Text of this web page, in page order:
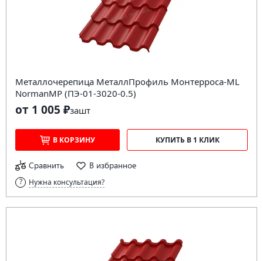
Металлочерепица МеталлПрофиль Монтерроса-ML
NormanMP (ПЭ-01-3020-0.5)
от 1 005 ₽зашт
В КОРЗИНУ КУПИТЬ В 1 КЛИК
Сравнить В избранное
Нужна консультация?